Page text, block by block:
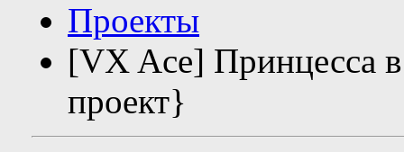
Проекты
[VX Ace] Принцесса
проект}